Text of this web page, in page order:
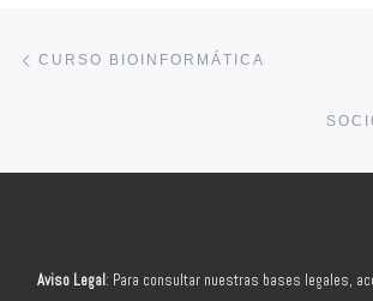
Navegación de entradas
CURSO BIOINFORMÁTICA
Aviso Legal : Para consultar nuestras bases legales,